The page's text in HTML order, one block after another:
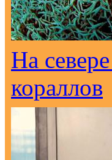
На
кораллов